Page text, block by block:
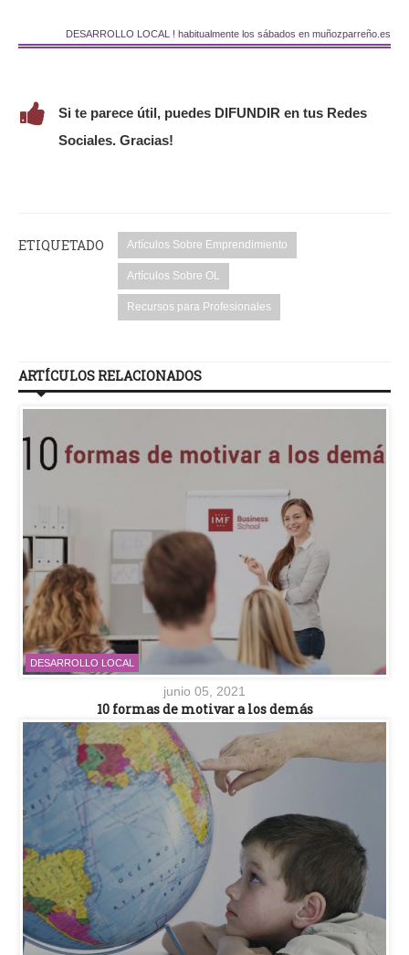
DESARROLLO LOCAL ! habitualmente los sábados en muñozparreño.es
Si te parece útil, puedes DIFUNDIR en tus Redes
Sociales. Gracias!
ETIQUETADO Artículos Sobre Emprendimiento
Artículos Sobre OL
Recursos para Profesionales
ARTÍCULOS RELACIONADOS
DESARROLLO LOCAL
junio 05, 2021
10 formas de motivar a los demás